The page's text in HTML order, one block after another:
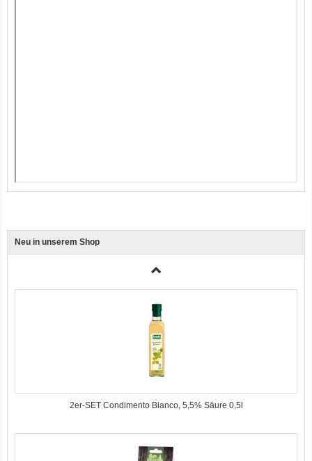
Neu in unserem Shop
2er-SET Condimento Bianco, 5,5% Säure 0,5l